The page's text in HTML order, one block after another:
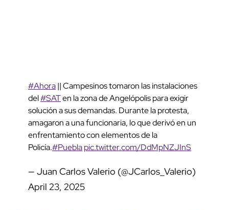
#Ahora|| Campesinos tomaron las instalaciones
del#SATen la zona de Angelópolis para exigir
solución a sus demandas. Durante la protesta,
amagaron a una funcionaria, lo que derivó en un
enfrentamiento con elementos de la
Policía.#Pueblapic.twitter.com/DdMpNZJInS
— Juan Carlos Valerio (@JCarlos_Valerio)
April 23, 2025